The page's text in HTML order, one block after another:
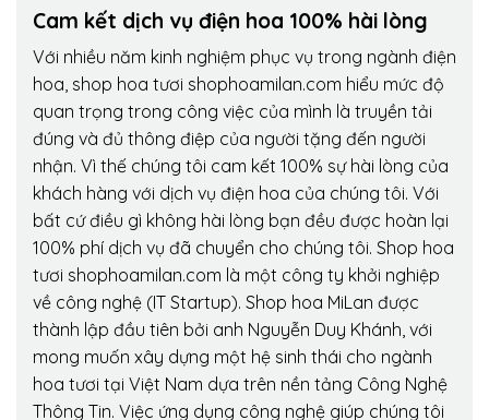
Cam kết dịch vụ điện hoa 100% hài lòng
Với nhiều năm kinh nghiệm phục vụ trong ngành điện
hoa, shop hoa tươi shophoamilan.com hiểu mức độ
quan trọng trong công việc của mình là truyền tải
đúng và đủ thông điệp của người tặng đến người
nhận. Vì thế chúng tôi cam kết 100% sự hài lòng của
khách hàng với dịch vụ điện hoa của chúng tôi. Với
bất cứ điều gì không hài lòng bạn đều được hoàn lại
100% phí dịch vụ đã chuyển cho chúng tôi. Shop hoa
tươi shophoamilan.com là một công ty khởi nghiệp
về công nghệ (IT Startup). Shop hoa MiLan được
thành lập đầu tiên bởi anh Nguyễn Duy Khánh, với
mong muốn xây dựng một hệ sinh thái cho ngành
hoa tươi tại Việt Nam dựa trên nền tảng Công Nghệ
Thông Tin. Việc ứng dụng công nghệ giúp chúng tôi